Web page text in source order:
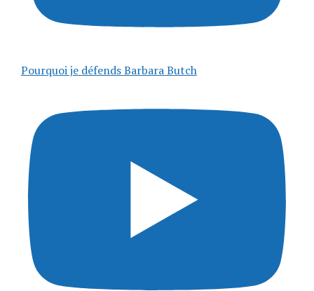
Pourquoi je défends Barbara Butch